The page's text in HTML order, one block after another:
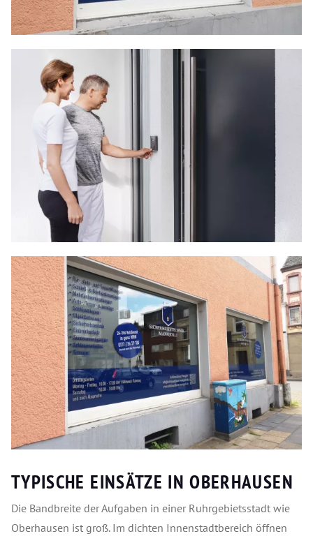
TYPISCHE EINSÄTZE IN OBERHAUSEN
Die Bandbreite der Aufgaben in einer Ruhrgebietsstadt wie
Oberhausen ist groß. Im dichten Innenstadtbereich öffnen